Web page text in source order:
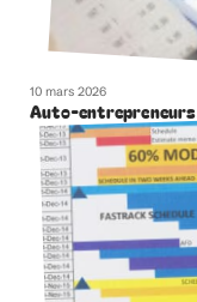
10 mars 2026
Auto-